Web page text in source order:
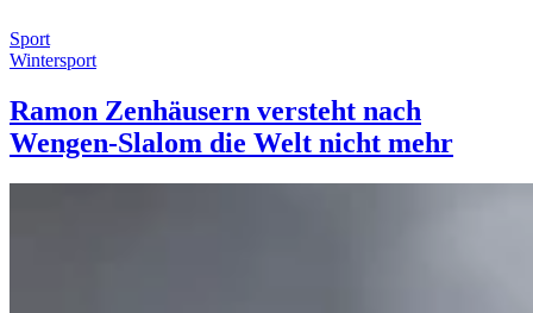
Sport
Wintersport
Ramon Zenhäusern versteht nach
Wengen-Slalom die Welt nicht mehr